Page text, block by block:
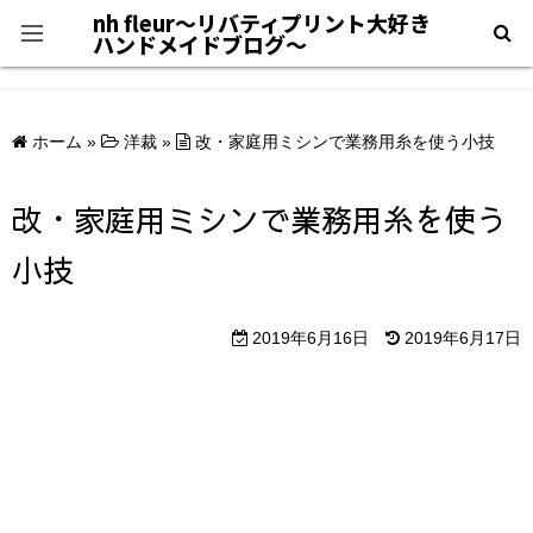
nh fleur〜リバティプリント大好き
ハンドメイドブログ〜
＊自己紹介＊
ホーム » 洋裁 » 改・家庭用ミシンで業務用糸を使う小技
改・家庭用ミシンで業務用糸を使う
小技
2019年6月16日 2019年6月17日